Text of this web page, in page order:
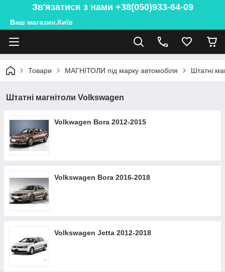
Зв'язатися з нами +38(050)933-64-09
Ваш магазин.Київ
Товари МАГНІТОЛИ під марку автомобіля Штатні
Штатні магнітоли Volkswagen
Volkwagen Bora 2012-2015
Volkswagen Bora 2016-2018
Volkswagen Jetta 2012-2018